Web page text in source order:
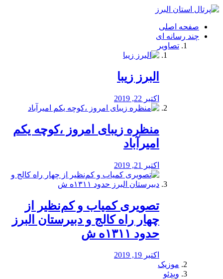
فصد
شرق
تهران
خشکشویی
صفحه اصلی
چند رسانه ای
تصاویر
البرز زیبا
اکتبر 22, 2019
منظره‌‌ زیبای امروز ،کوچه یکم
امیرآباد
اکتبر 21, 2019
️تصویری کمیاب و کم‌نظیر از
چهار راه كالج و دبيرستان البرز
حدود ۱۳۱۱ه ش
اکتبر 19, 2019
موزیک
ویدئو